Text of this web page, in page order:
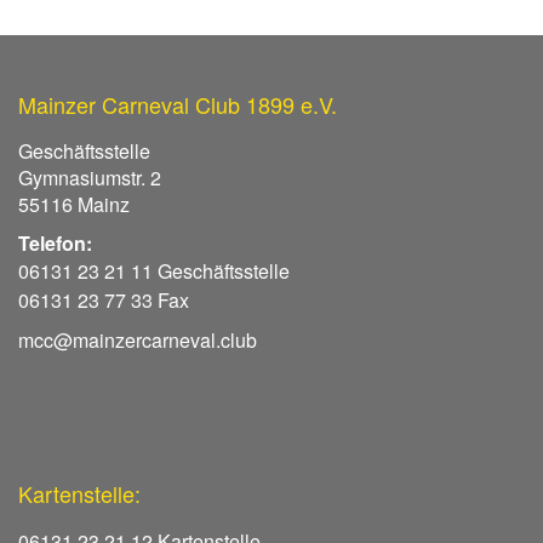
Mainzer Carneval Club 1899 e.V.
Geschäftsstelle
Gymnasiumstr. 2
55116 Mainz
Telefon:
06131 23 21 11 Geschäftsstelle
06131 23 77 33 Fax
mcc@mainzercarneval.club
Kartenstelle: